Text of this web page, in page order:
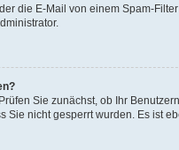
die E-Mail von einem Spam-
Sie zunächst, ob Ihr
Sie nicht gesperrt wurden. Es ist